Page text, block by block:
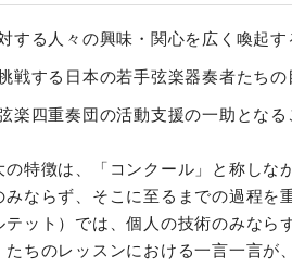
する人々の興味・関心を広く喚起す
戦する日本の若手弦楽器奏者たちの
楽四重奏団の活動支援の一助となる
特徴は、「コンクール」と称しな
みならず、そこに至るまでの過程
テット）では、個人の技術のみな
たちのレッスンにおける一言一言